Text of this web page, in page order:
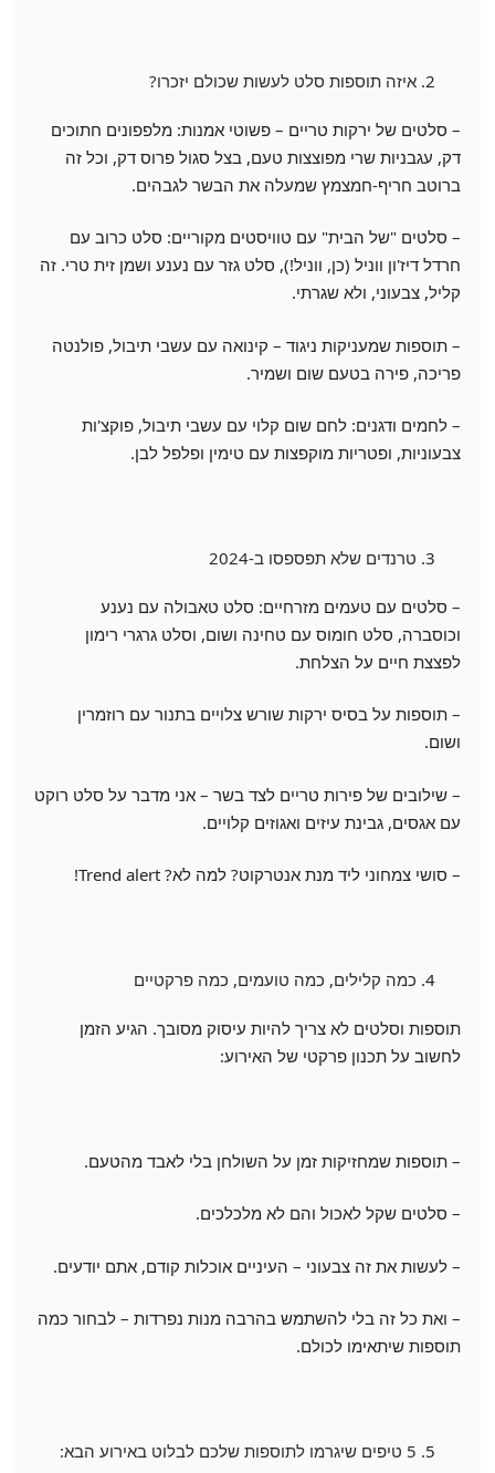
איזה תוספות סלט לעשות שכולם יזכרו?
– סלטים של ירקות טריים – פשוטי אמנות: מלפפונים חתוכים
דק, עגבניות שרי מפוצצות טעם, בצל סגול פרוס דק, וכל זה
ברוטב חריף-חמצמץ שמעלה את הבשר לגבהים.
– סלטים "של הבית" עם טוויסטים מקוריים: סלט כרוב עם
חרדל דיז'ון ווניל (כן, ווניל!), סלט גזר עם נענע ושמן זית טרי. זה
קליל, צבעוני, ולא שגרתי.
– תוספות שמעניקות ניגוד – קינואה עם עשבי תיבול, פולנטה
פריכה, פירה בטעם שום ושמיר.
– לחמים ודגנים: לחם שום קלוי עם עשבי תיבול, פוקצ'ות
צבעוניות, ופטריות מוקפצות עם טימין ופלפל לבן.
טרנדים שלא תפספסו ב-2024
– סלטים עם טעמים מזרחיים: סלט טאבולה עם נענע
וכוסברה, סלט חומוס עם טחינה ושום, וסלט גרגרי רימון
לפצצת חיים על הצלחת.
– תוספות על בסיס ירקות שורש צלויים בתנור עם רוזמרין
ושום.
– שילובים של פירות טריים לצד בשר – אני מדבר על סלט רוקט
עם אגסים, גבינת עיזים ואגוזים קלויים.
– סושי צמחוני ליד מנת אנטרקוט? למה לא? Trend alert!
כמה קלילים, כמה טועמים, כמה פרקטיים
תוספות וסלטים לא צריך להיות עיסוק מסובך. הגיע הזמן
לחשוב על תכנון פרקטי של האירוע:
– תוספות שמחזיקות זמן על השולחן בלי לאבד מהטעם.
– סלטים שקל לאכול והם לא מלכלכים.
– לעשות את זה צבעוני – העיניים אוכלות קודם, אתם יודעים.
– ואת כל זה בלי להשתמש בהרבה מנות נפרדות – לבחור כמה
תוספות שיתאימו לכולם.
5 טיפים שיגרמו לתוספות שלכם לבלוט באירוע הבא: